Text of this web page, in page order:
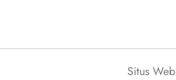
Situs Web